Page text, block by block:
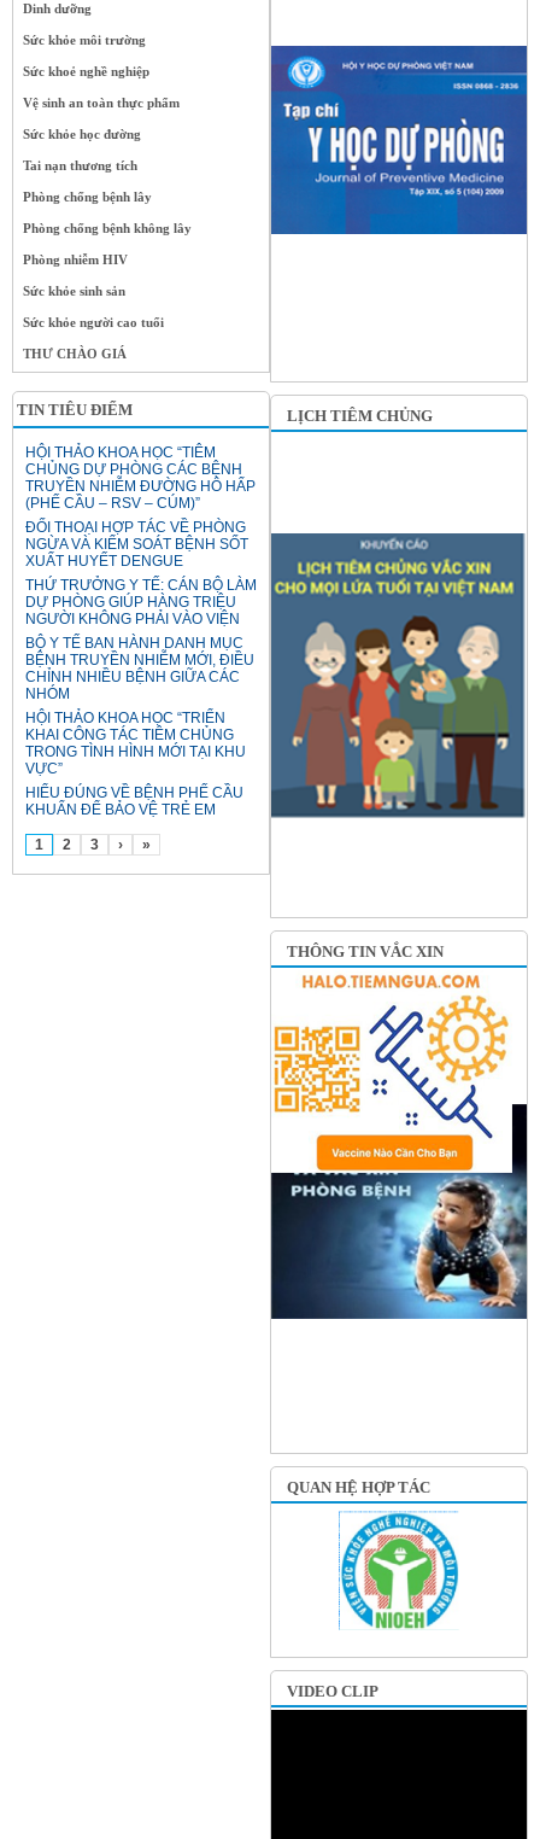
Dinh dưỡng
Sức khỏe môi trường
Sức khoẻ nghề nghiệp
Vệ sinh an toàn thực phẩm
Sức khỏe học đường
Tai nạn thương tích
Phòng chống bệnh lây
Phòng chống bệnh không lây
Phòng nhiễm HIV
Sức khỏe sinh sản
Sức khỏe người cao tuổi
THƯ CHÀO GIÁ
TIN TIÊU ĐIỂM
HỘI THẢO KHOA HỌC “TIÊM
CHỦNG DỰ PHÒNG CÁC BỆNH
TRUYỀN NHIỄM ĐƯỜNG HÔ HẤP
(PHẾ CẦU – RSV – CÚM)”
ĐỐI THOẠI HỢP TÁC VỀ PHÒNG
NGỪA VÀ KIỂM SOÁT BỆNH SỐT
XUẤT HUYẾT DENGUE
THỨ TRƯỞNG Y TẾ: CÁN BỘ LÀM
DỰ PHÒNG GIÚP HÀNG TRIỆU
NGƯỜI KHÔNG PHẢI VÀO VIỆN
BỘ Y TẾ BAN HÀNH DANH MỤC
BỆNH TRUYỀN NHIỄM MỚI, ĐIỀU
CHỈNH NHIỀU BỆNH GIỮA CÁC
NHÓM
HỘI THẢO KHOA HỌC “TRIỂN
KHAI CÔNG TÁC TIÊM CHỦNG
TRONG TÌNH HÌNH MỚI TẠI KHU
VỰC”
HIỂU ĐÚNG VỀ BỆNH PHẾ CẦU
KHUẨN ĐỂ BẢO VỆ TRẺ EM
1 2 3 › »
LỊCH TIÊM CHỦNG
THÔNG TIN VẮC XIN
QUAN HỆ HỢP TÁC
VIDEO CLIP